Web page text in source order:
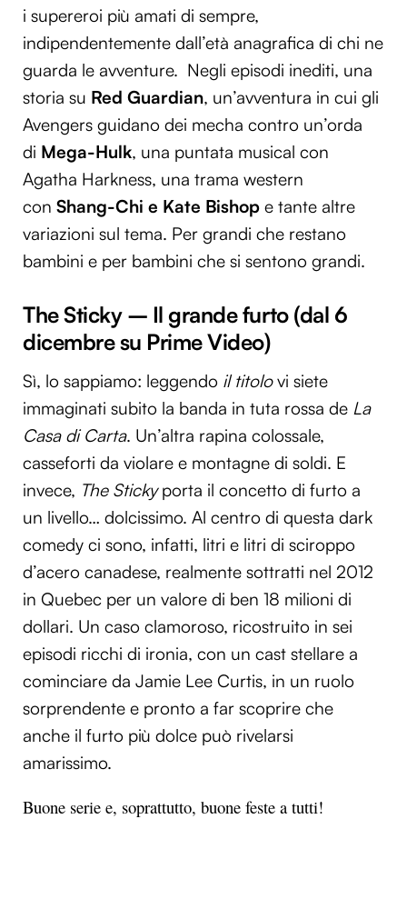
i supereroi più amati di sempre,
indipendentemente dall’età anagrafica di chi ne
guarda le avventure. Negli episodi inediti, una
storia su Red Guardian, un’avventura in cui gli
Avengers guidano dei mecha contro un’orda
di Mega-Hulk, una puntata musical con
Agatha Harkness, una trama western
con Shang-Chi e Kate Bishop e tante altre
variazioni sul tema. Per grandi che restano
bambini e per bambini che si sentono grandi.
The Sticky – Il grande furto (dal 6
dicembre su Prime Video)
Sì, lo sappiamo: leggendo il titolovi siete
immaginati subito la banda in tuta rossa de La
Casa di Carta. Un’altra rapina colossale,
casseforti da violare e montagne di soldi. E
invece, The Stickyporta il concetto di furto a
un livello… dolcissimo. Al centro di questa dark
comedy ci sono, infatti, litri e litri di sciroppo
d’acero canadese, realmente sottratti nel 2012
in Quebec per un valore di ben 18 milioni di
dollari. Un caso clamoroso, ricostruito in sei
episodi ricchi di ironia, con un cast stellare a
cominciare da Jamie Lee Curtis, in un ruolo
sorprendente e pronto a far scoprire che
anche il furto più dolce può rivelarsi
amarissimo.
Buone serie e, soprattutto, buone feste a tutti!